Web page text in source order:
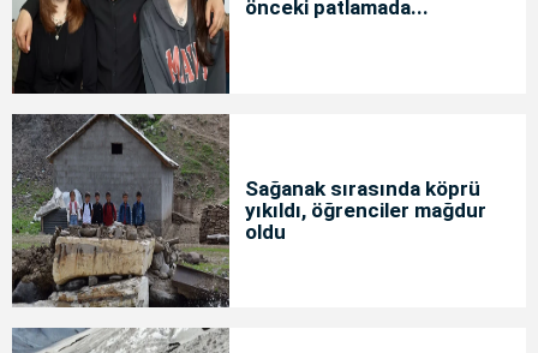
önceki patlamada...
Sağanak sırasında köprü
yıkıldı, öğrenciler mağdur
oldu